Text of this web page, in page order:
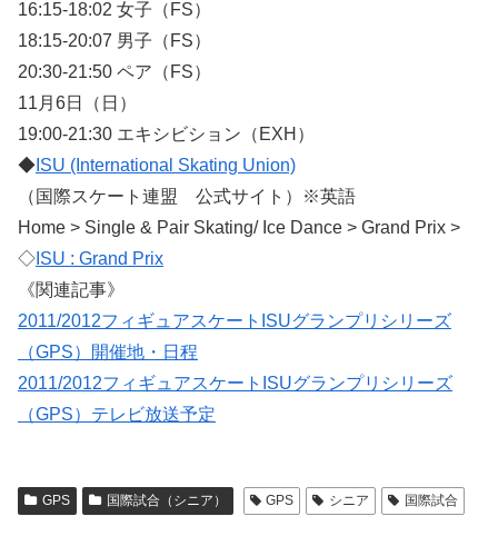
16:15-18:02 女子（FS）
18:15-20:07 男子（FS）
20:30-21:50 ペア（FS）
11月6日（日）
19:00-21:30 エキシビション（EXH）
◆ ISU (International Skating Union)
（国際スケート連盟 公式サイト）※英語
Home > Single & Pair Skating/ Ice Dance > Grand Prix >
◇ ISU : Grand Prix
《関連記事》
2011/2012フィギュアスケートISUグランプリシリーズ
（GPS）開催地・日程
2011/2012フィギュアスケートISUグランプリシリーズ
（GPS）テレビ放送予定
GPS 国際試合（シニア） GPS シニア 国際試合